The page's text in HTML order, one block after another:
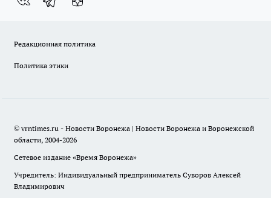
Редакционная политика
Политика этики
© vrntimes.ru - Новости Воронежа | Новости Воронежа и Воронежской
области, 2004-2026
Сетевое издание «Время Воронежа»
Учредитель: Индивидуальный предприниматель Суворов Алексей
Владимирович